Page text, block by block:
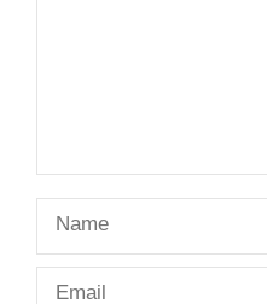
Name
Email